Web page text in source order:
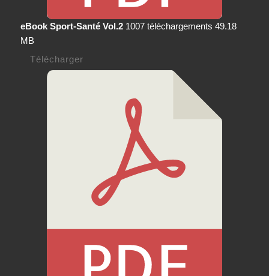
eBook Sport-Santé Vol.2 1007 téléchargements 49.18
MB
Télécharger